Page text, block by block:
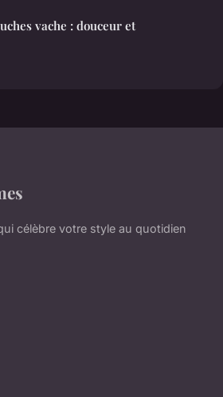
vache : douceur et
célèbre votre style au quotidien